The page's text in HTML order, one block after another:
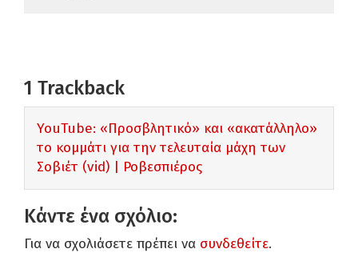
1 Trackback
YouTube: «Προσβλητικό» και «ακατάλληλο»
το κομμάτι για την τελευταία μάχη των
Σοβιέτ (vid) | Ροβεσπιέρος
Κάντε ένα σχόλιο:
Για να σχολιάσετε πρέπει να συνδεθείτε.